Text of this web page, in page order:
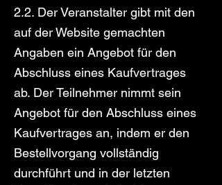
2.2. Der Veranstalter gibt mit den
auf der Website gemachten
Angaben ein Angebot für den
Abschluss eines Kaufvertrages
ab. Der Teilnehmer nimmt sein
Angebot für den Abschluss eines
Kaufvertrages an, indem er den
Bestellvorgang vollständig
durchführt und in der letzten